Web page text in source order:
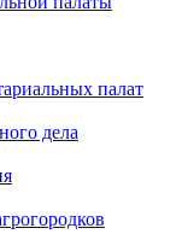
палат
дела